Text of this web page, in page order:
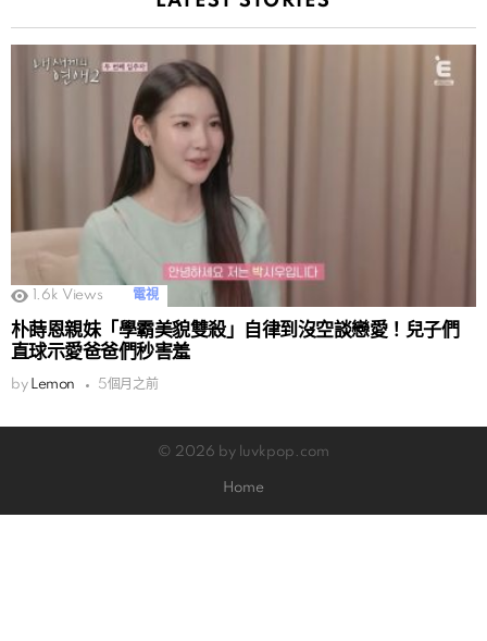
1.6k Views 電視
朴蒔恩親妹「學霸美貌雙殺」自律到沒空談戀愛！兒子們
直球示愛爸爸們秒害羞
by Lemon 5個月之前
© 2026 by luvkpop.com
Home